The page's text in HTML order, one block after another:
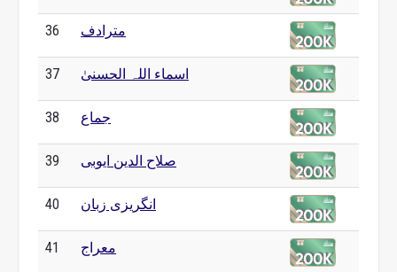
36 مترادف
37 اسماء اللہ الحسنیٰ
38 جماع
39 صلاح الدین ایوبی
40 انگریزی زبان
41 معراج